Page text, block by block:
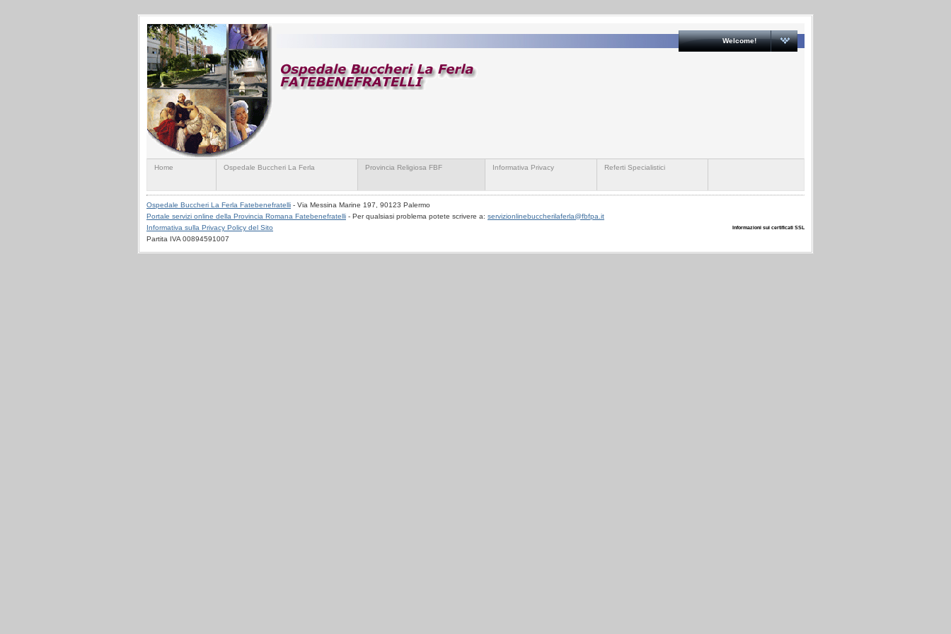
Welcome!
Home Ospedale Buccheri La Ferla Provincia Religiosa FBF Informativa Privacy Referti Specialistici
Ospedale Buccheri La Ferla Fatebenefratelli - Via Messina Marine 197, 90123 Palermo
Portale servizi online della Provincia Romana Fatebenefratelli - Per qualsiasi problema potete scrivere a: servizionlinebuccherilaferla@fbfpa.it
Informativa sulla Privacy Policy del Sito
Partita IVA 00894591007
Informazioni sui certificati SSL